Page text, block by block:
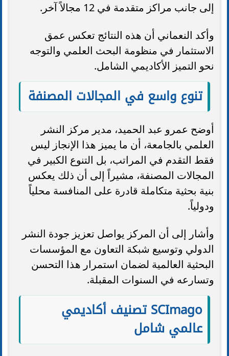
إلى جانب مراكز متقدمة في 12 مجالاً آخر.
وأكد النعماني أن هذه النتائج تعكس عمق
الاستثمار في منظومة البحث العلمي والتوجه
نحو التميز الأكاديمي الشامل.
تنوع واسع في المجالات المصنفة
أوضح عمرو عبد الحميد، مدير مركز النشر
العلمي بالجامعة، أن ما يميز هذا الإنجاز ليس
فقط التقدم في المراتب، بل التنوع الكبير في
المجالات المصنفة، مشيراً إلى أن ذلك يعكس
بنية بحثية متكاملة قادرة على المنافسة محلياً
ودولياً.
وأشار إلى أن المركز يواصل تعزيز جودة النشر
الدولي وتوسيع شبكة التعاون مع المؤسسات
البحثية العالمية لضمان استمرار هذا التحسن
وتسارعه في السنوات المقبلة.
SCImago تصنيف أكاديمي
عالمي شامل